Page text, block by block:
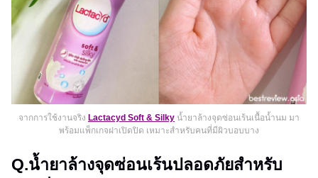
จากการใช้งานจริง Lactacyd Soft & Silky น้ำยาล้างจุดซ่อนเร้นเนื้อน้ำนม มา
พร้อมแพ็กเกจฝาเปิดปิด เหมาะสำหรับคนที่มีผิวบอบบาง
Q.น้ำยาล้างจุดซ่อนเร้นปลอดภัยสำหรับ